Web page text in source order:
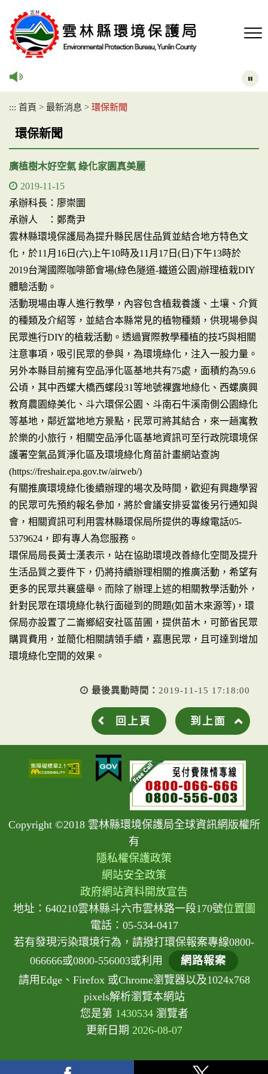
::: 首頁 > 最新消息 > 環保新聞
環保新聞
廣植樹木好空氣 綠化家園真美麗
2019-11-15
承辦科長：廖崇圜
承辦人 ：鄭喬尹
雲林縣環境保護局為提升縣民居住品質並結合地方特色文
化，於11月16日(六)上午10時及11月17日(日)下午13時於
2019台灣國際咖啡節會場(綠色隧道-鐵道公園)辦理植栽DIY
體驗活動。
活動現場由專人進行教學，內容包含植栽養護、土壤、介質
的種類及介紹等，並結合本縣常見的植物種類，供現場參與
民眾進行DIY的植栽活動。透過實際教學種植的技巧與相關
注意事項，吸引民眾的參與，為環境綠化，注入一股力量。
另外本縣目前擁有空品淨化區基地共有75處，面積約為59.6
公頃，其中西螺大橋西螺段31等地號裸露地綠化、西螺廣興
教育農園綠美化、斗六環保公園、斗南石牛溪南側公園綠化
等基地，鄰近當地地方景點，民眾可將其結合，來一趟寓教
於樂的小旅行，相關空品淨化區基地資訊可至行政院環境保
護署空氣品質淨化區及環境綠化育苗計畫網站查詢
(https://freshair.epa.gov.tw/airweb/)
有關推廣環境綠化後續辦理的場次及時間，歡迎有興趣學習
的民眾可先預約報名參加，將於會議安排妥當後另行通知與
會，相關資訊可利用雲林縣環保局所提供的專線電話05-
5379624，即有專人為您服務。
環保局局長黃士漢表示，站在協助環境改善綠化空間及提升
生活品質之要件下，仍將持續辦理相關的推廣活動，希望有
更多的民眾共襄盛舉。而除了辦理上述的相關教學活動外，
針對民眾在環境綠化執行面碰到的問題(如苗木來源等)，環
保局亦設置了二崙鄉紹安社區苗圃，提供苗木，可節省民眾
購買費用，並簡化相關請領手續，嘉惠民眾，且可達到增加
環境綠化空間的效果。
最後異動時間： 2019-11-15 17:18:00
回上頁 到上面
Copyright ©2018 雲林縣環境保護局全球資訊網版權所
有
隱私權保護政策
網站安全政策
政府網站資料開放宣告
地址：640210雲林縣斗六市雲林路一段170號位置圖
電話：05-534-0417
若有發現污染環境行為，請撥打環保報案專線0800-
066666或0800-556003或利用
網路報案
請用Edge、Firefox 或Chrome瀏覽器以及1024x768
pixels解析瀏覽本網站
您是第 1430534瀏覽者
更新日期 2026-08-07